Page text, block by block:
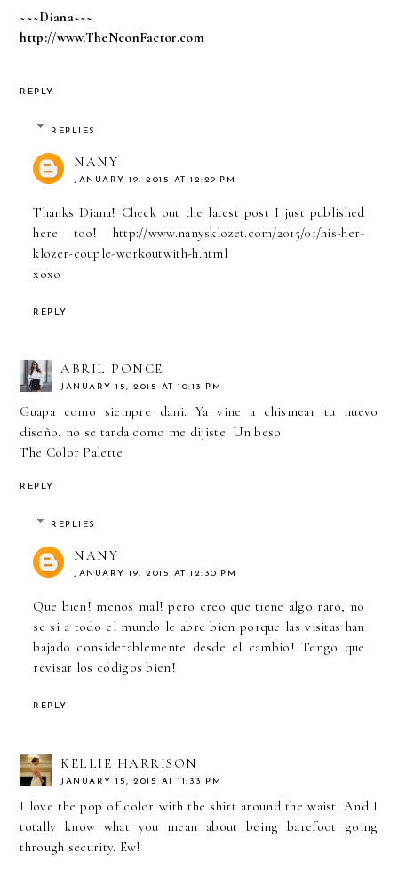
~~~Diana~~~
http://www.TheNeonFactor.com
REPLY
REPLIES
NANY
JANUARY 19, 2015 AT 12:29 PM
Thanks Diana! Check out the latest post I just published
here too! http://www.nanysklozet.com/2015/01/his-her-
klozer-couple-workoutwith-h.html
xoxo
REPLY
ABRIL PONCE
JANUARY 15, 2015 AT 10:13 PM
Guapa como siempre dani. Ya vine a chismear tu nuevo
diseño, no se tarda como me dijiste. Un beso
The Color Palette
REPLY
REPLIES
NANY
JANUARY 19, 2015 AT 12:30 PM
Que bien! menos mal! pero creo que tiene algo raro, no
se si a todo el mundo le abre bien porque las visitas han
bajado considerablemente desde el cambio! Tengo que
revisar los códigos bien!
REPLY
KELLIE HARRISON
JANUARY 15, 2015 AT 11:33 PM
I love the pop of color with the shirt around the waist. And I
totally know what you mean about being barefoot going
through security. Ew!